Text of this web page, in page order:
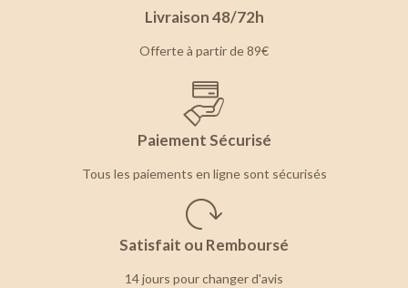
Livraison 48/72h
Offerte à partir de 89€
Paiement Sécurisé
Tous les paiements en ligne sont sécurisés
Satisfait ou Remboursé
14 jours pour changer d'avis